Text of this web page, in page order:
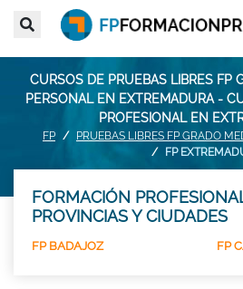
CURSOS DE PRUEBAS LIBRES FP
PERSONAL EN EXTREMADURA -
PROFESIONAL EN
FP
PRUEBAS LIBRES FP GRADO
FP
FORMACIÓN
PROVINCIAS Y CIUDADES
FP BADAJOZ FP